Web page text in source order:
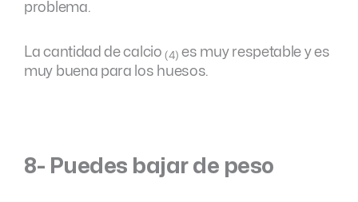
problema.
La cantidad de calcio(4) es muy respetable y es
muy buena para los huesos.
8- Puedes bajar de peso